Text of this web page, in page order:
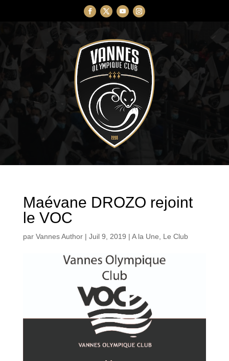
Maévane DROZO rejoint
le VOC
par Vannes Author| Juil 9, 2019 | A la Une, Le Club